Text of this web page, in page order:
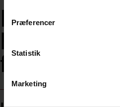
Præferencer
Statistik
Marketing
Fordele ved
Boks til
forsikring